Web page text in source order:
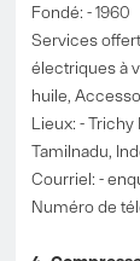
Fondé: - 1960
Services
électriques à
huile,
Lieux: - Trichy
Tamilnadu,
Courriel: -
Numéro de